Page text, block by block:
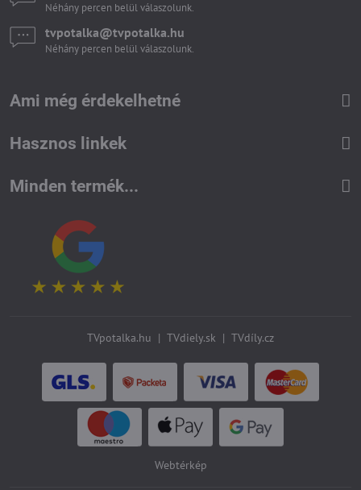
Néhány percen belül válaszolunk.
tvpotalka​@tvpotalka​.hu
Néhány percen belül válaszolunk.
Ami még érdekelhetné
Hasznos linkek
Minden termék...
TVpotalka.hu | TVdiely.sk | TVdíly.cz
Webtérkép